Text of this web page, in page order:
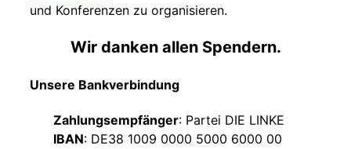
und Konferenzen zu organisieren.
Wir danken allen Spendern.
Unsere Bankverbindung
Zahlungsempfänger: Partei DIE LINKE
IBAN: DE38 1009 0000 5000 6000 00